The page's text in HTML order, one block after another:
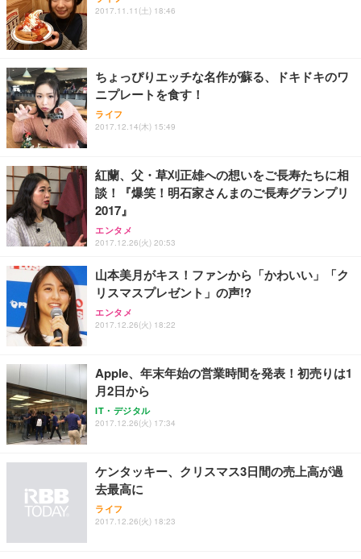
2017.11.11(土) 18:46
ちょっぴりエッチな名作が蘇る、ドキドキのワ
ニプレートを食す！
ライフ
2017.12.14(木) 15:49
紅蘭、父・草刈正雄への想いをご長寿たちに相
談！『爆笑！明石家さんまのご長寿グランプリ
2017』
エンタメ
2017.12.26(火) 20:53
山本美月がキス！ファンから「かわいい」「ク
リスマスプレゼント」の声!?
エンタメ
2017.12.26(火) 18:22
Apple、年末年始の営業時間を発表！初売りは1
月2日から
IT・デジタル
2017.12.26(火) 17:34
ケンタッキー、クリスマス3日間の売上高が過
去最高に
ライフ
2017.12.26(火) 18:23